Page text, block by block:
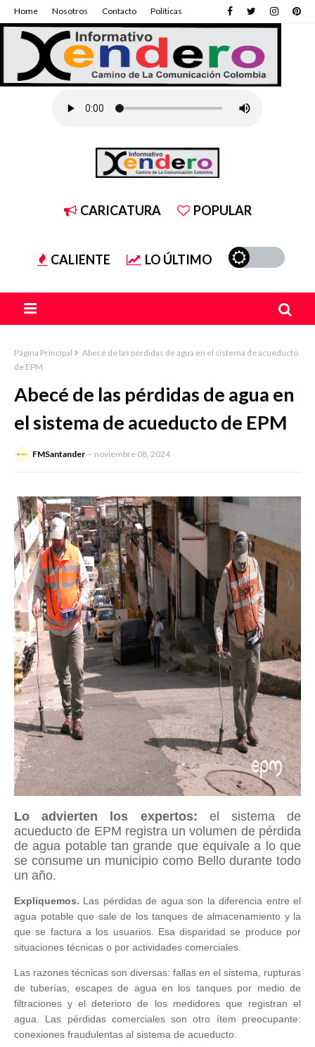
Home Nosotros Contacto Políticas
CARICATURA POPULAR
CALIENTE LO ÚLTIMO
Página Principal
Abecé de las pérdidas de agua en el sistema de acueducto
de EPM
Abecé de las pérdidas de agua en
el sistema de acueducto de EPM
FMSantander noviembre 08, 2024
Lo advierten los expertos: el sistema de
acueducto de EPM registra un volumen de pérdida
de agua potable tan grande que equivale a lo que
se consume un municipio como Bello durante todo
un año.
Expliquemos. Las pérdidas de agua son la diferencia entre el
agua potable que sale de los tanques de almacenamiento y la
que se factura a los usuarios. Esa disparidad se produce por
situaciones técnicas o por actividades comerciales.
Las razones técnicas son diversas: fallas en el sistema, rupturas
de tuberías, escapes de agua en los tanques por medio de
filtraciones y el deterioro de los medidores que registran el
agua. Las pérdidas comerciales son otro ítem preocupante:
conexiones fraudulentas al sistema de acueducto.